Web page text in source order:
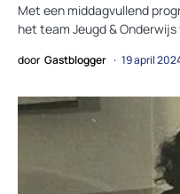
Met een middagvullend
het team Jeugd &
door Gastblogger 19 april